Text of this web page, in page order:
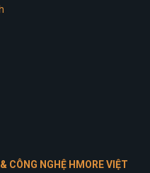
CÔNG NGHỆ HMORE VIỆT